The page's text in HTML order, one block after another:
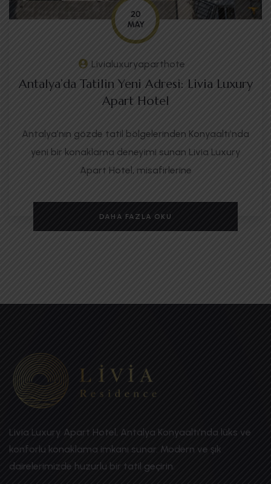
20
MAY
Livialuxuryaparthote
Antalya’da Tatilin Yeni Adresi: Livia Luxury
Apart Hotel
Antalya’nın gözde tatil bölgelerinden Konyaaltı’nda
yeni bir konaklama deneyimi sunan Livia Luxury
Apart Hotel, misafirlerine
DAHA FAZLA OKU
Livia Luxury Apart Hotel, Antalya Konyaaltı’nda lüks ve
konforlu konaklama imkanı sunar. Modern ve şık
dairelerimizde huzurlu bir tatil geçirin.